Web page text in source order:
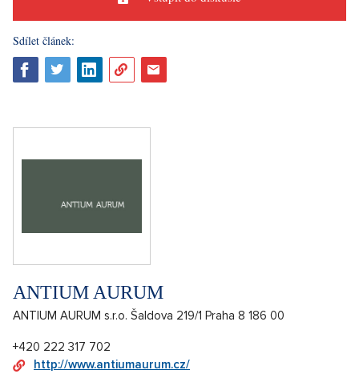
Sdílet článek:
ANTIUM AURUM
ANTIUM AURUM s.r.o. Šaldova 219/1 Praha 8 186 00
+420 222 317 702
http://www.antiumaurum.cz/